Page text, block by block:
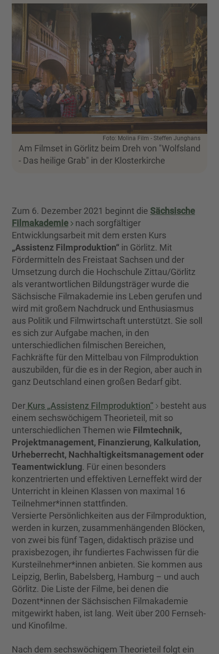
Foto: Molina Film - Steffen Junghans
Am Filmset in Görlitz beim Dreh von "Wolfsland
- Das heilige Grab" in der Klosterkirche
Zum 6. Dezember 2021 beginnt die Sächsische
Filmakademie
nach sorgfältiger
Entwicklungsarbeit mit dem ersten Kurs
„Assistenz Filmproduktion“ in Görlitz. Mit
Fördermitteln des Freistaat Sachsen und der
Umsetzung durch die Hochschule Zittau/Görlitz
als verantwortlichen Bildungsträger wurde die
Sächsische Filmakademie ins Leben gerufen und
wird mit großem Nachdruck und Enthusiasmus
aus Politik und Filmwirtschaft unterstützt. Sie soll
es sich zur Aufgabe machen, in den
unterschiedlichen filmischen Bereichen,
Fachkräfte für den Mittelbau von Filmproduktion
auszubilden, für die es in der Region, aber auch in
ganz Deutschland einen großen Bedarf gibt.
Der Kurs „Assistenz Filmproduktion“
besteht aus
einem sechswöchigem Theorieteil, mit so
unterschiedlichen Themen wie Filmtechnik,
Projektmanagement, Finanzierung, Kalkulation,
Urheberrecht, Nachhaltigkeitsmanagement oder
Teamentwicklung. Für einen besonders
konzentrierten und effektiven Lerneffekt wird der
Unterricht in kleinen Klassen von maximal 16
Teilnehmer*innen stattfinden.
Versierte Persönlichkeiten aus der Filmproduktion,
werden in kurzen, zusammenhängenden Blöcken,
von zwei bis fünf Tagen, didaktisch präzise und
praxisbezogen, ihr fundiertes Fachwissen für die
Kursteilnehmer*innen anbieten. Sie kommen aus
Leipzig, Berlin, Babelsberg, Hamburg – und auch
Görlitz. Die Liste der Filme, bei denen die
Dozent*innen der Sächsischen Filmakademie
mitgewirkt haben, ist lang. Weit über 200 Fernseh-
und Kinofilme.
Nach dem sechswöchigem Theorieteil folgt ein